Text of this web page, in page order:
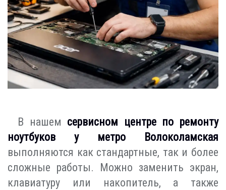
В нашем сервисном центре по ремонту
ноутбуков у метро Волоколамская
выполняются как стандартные, так и более
сложные работы. Можно заменить экран,
клавиатуру или накопитель, а также